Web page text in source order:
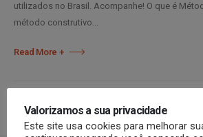
utilizados no Brasil. Acompanhe! O que é
método construtivo...
Read More +
Valorizamos a sua privacidade
Este site usa cookies para melhorar